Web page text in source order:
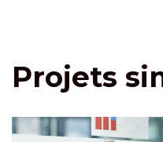
Projets